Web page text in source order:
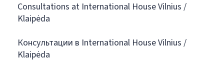
Consultations at International House Vilnius /
Klaipėda
Консультации в International House Vilnius /
Klaipėda